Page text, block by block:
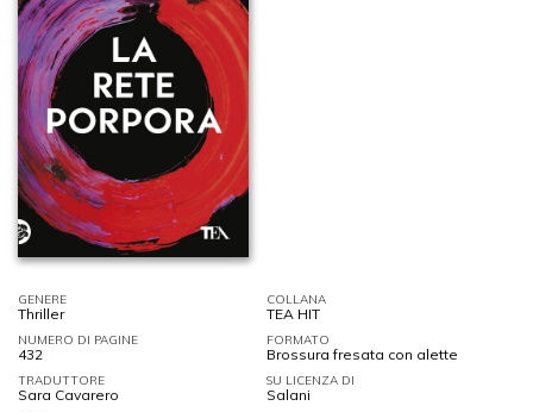
GENERE
Thriller
COLLANA
TEA HIT
NUMERO DI PAGINE
432
FORMATO
Brossura fresata con alette
TRADUTTORE
Sara Cavarero
SU LICENZA DI
Salani